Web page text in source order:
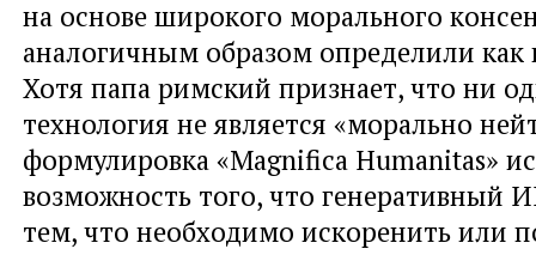
на основе широкого морального
аналогичным образом определили
Хотя папа римский признает, что ни
технология не является «морально
формулировка «Magnifica Humanitas»
возможность того, что генеративный
тем, что необходимо искоренить или